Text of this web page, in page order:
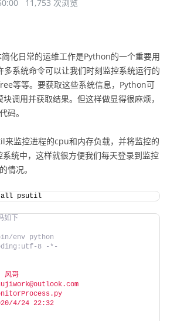
11,753 次浏览
化日常的运维工作是Python的一个重要用
系统命令可以让我们时刻监控系统运行的
等等。要获取这些系统信息，Python可
调用并获取结果。但这样做显得很麻烦，
码。
监控进程的cpu和内存负载，并将监控的
统中，这样就很方便我们每天登录到监控
情况。
psutil
如下
env python
8 -*-
风哥
4/24 22:32